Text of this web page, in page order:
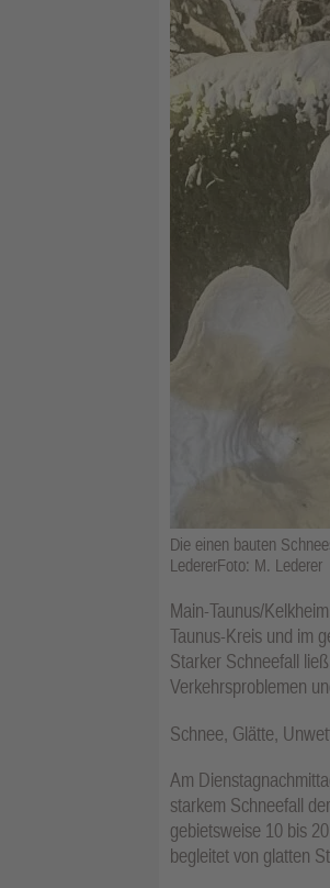
Die einen bauten
LedererFoto: M. Lederer
Main-Taunus/
Taunus-Kreis und im
Starker Schneefall
Verkehrsproblemen
Schnee, Glätte,
Am
starkem Schneefall
gebietsweise 10 bis
begleitet von glatten